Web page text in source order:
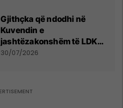
Gjithçka që ndodhi në
Kuvendin e
jashtëzakonshëm të LDK-
së
30/07/2026